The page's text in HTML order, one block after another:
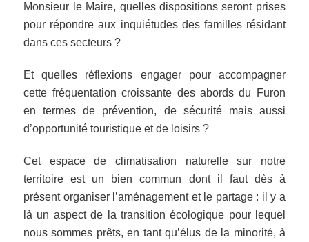
Monsieur le Maire, quelles dispositions seront prises
pour répondre aux inquiétudes des familles résidant
dans ces secteurs ?
Et quelles réflexions engager pour accompagner
cette fréquentation croissante des abords du Furon
en termes de prévention, de sécurité mais aussi
d’opportunité touristique et de loisirs ?
Cet espace de climatisation naturelle sur notre
territoire est un bien commun dont il faut dès à
présent organiser l’aménagement et le partage : il y a
là un aspect de la transition écologique pour lequel
nous sommes prêts, en tant qu’élus de la minorité, à